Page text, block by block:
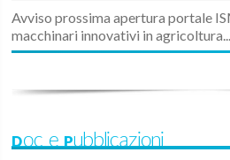
Avviso prossima apertura portale
macchinari innovativi in agricoltura...
Doc e Pubblicazioni